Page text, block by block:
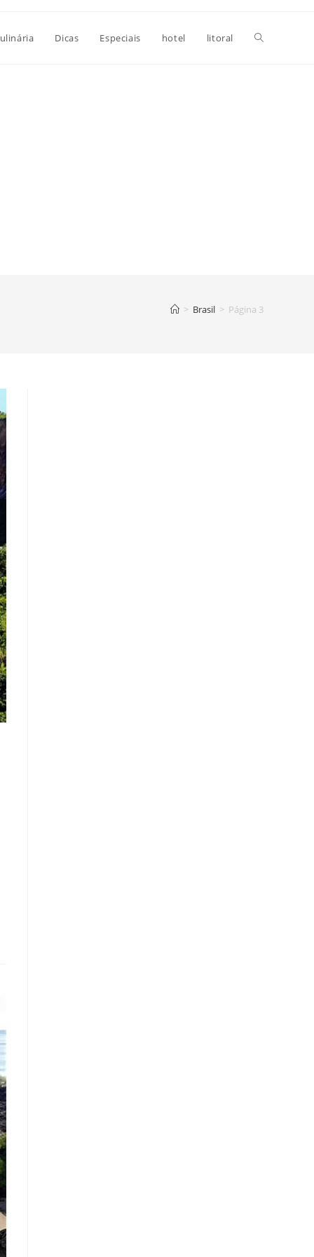
Dicas Especiais hotel litoral Alternar
> Brasil > Página 3